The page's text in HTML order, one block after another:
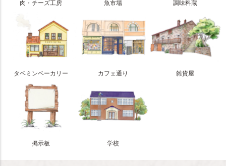
肉・チーズ工房 魚市場 調味料蔵
タベミンベーカリー カフェ通り 雑貨屋
掲示板 学校